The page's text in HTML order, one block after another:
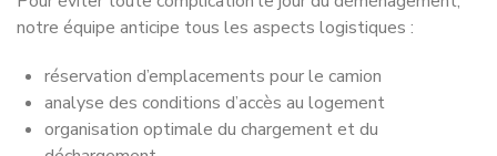
Nos clients témoignent de la satisfaction après avoir
recommander à leurs entourages.